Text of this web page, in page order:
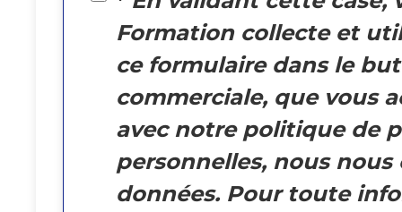
Formation collecte et
ce formulaire dans le
commerciale, que vous
avec notre politique de
personnelles, nous
données. Pour toute